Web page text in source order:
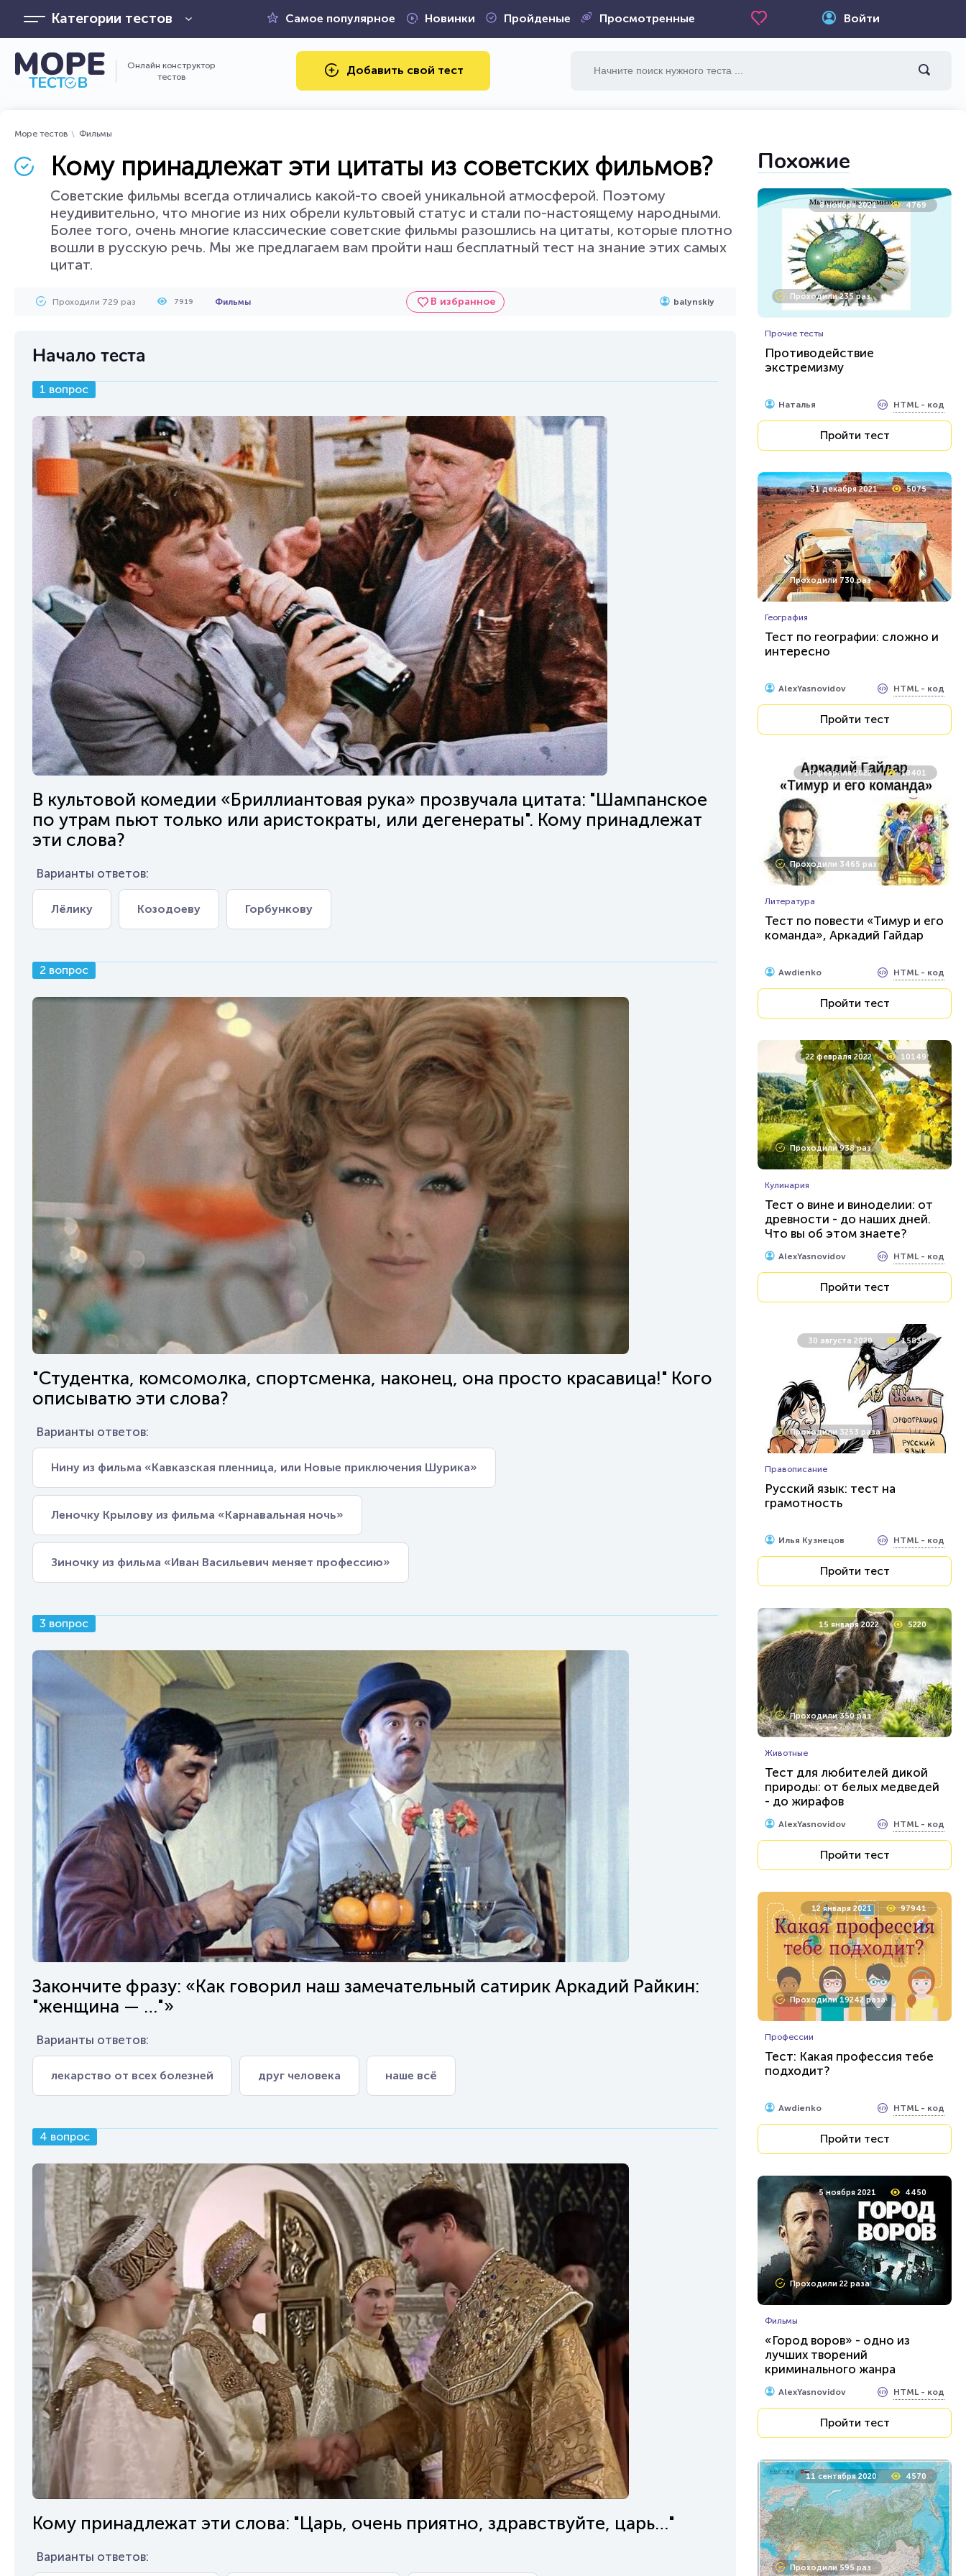
Категории тестов Самое популярное Новинки Пройденые Просмотренные Войти
Онлайн конструктор
тестов
Добавить свой тест
Море тестов Фильмы
Кому принадлежат эти цитаты из советских фильмов?
Советские фильмы всегда отличались какой-то своей уникальной атмосферой. Поэтому
неудивительно, что многие из них обрели культовый статус и стали по-настоящему народными.
Более того, очень многие классические советские фильмы разошлись на цитаты, которые плотно
вошли в русскую речь. Мы же предлагаем вам пройти наш бесплатный тест на знание этих самых
цитат.
Проходили 729 раз 7919 Фильмы В избранное balynskiy
Начало теста
1 вопрос
В культовой комедии «Бриллиантовая рука» прозвучала цитата: "Шампанское
по утрам пьют только или аристократы, или дегенераты". Кому принадлежат
эти слова?
Варианты ответов:
Лёлику Козодоеву Горбункову
2 вопрос
"Студентка, комсомолка, спортсменка, наконец, она просто красавица!" Кого
описыватю эти слова?
Варианты ответов:
Нину из фильма «Кавказская пленница, или Новые приключения Шурика»
Леночку Крылову из фильма «Карнавальная ночь»
Зиночку из фильма «Иван Васильевич меняет профессию»
3 вопрос
Закончите фразу: «Как говорил наш замечательный сатирик Аркадий Райкин:
"женщина — …"»
Варианты ответов:
лекарство от всех болезней друг человека наше всё
4 вопрос
Кому принадлежат эти слова: "Царь, очень приятно, здравствуйте, царь…"
Варианты ответов:
Похожие
8 ноября 2021 4769
Проходили 235 раз
Прочие тесты
Противодействие
экстремизму
Наталья HTML - код
Пройти тест
31 декабря 2021 5075
Проходили 730 раз
География
Тест по географии: сложно и
интересно
AlexYasnovidov HTML - код
Пройти тест
10 февраля 2022 18401
Проходили 3465 раз
Литература
Тест по повести «Тимур и его
команда», Аркадий Гайдар
Awdienko HTML - код
Пройти тест
22 февраля 2022 10149
Проходили 938 раз
Кулинария
Тест о вине и виноделии: от
древности - до наших дней.
Что вы об этом знаете?
AlexYasnovidov HTML - код
Пройти тест
30 августа 2020 15835
Проходили 3253 раза
Правописание
Русский язык: тест на
грамотность
Илья Кузнецов HTML - код
Пройти тест
15 января 2022 5220
Проходили 350 раз
Животные
Тест для любителей дикой
природы: от белых медведей
- до жирафов
AlexYasnovidov HTML - код
Пройти тест
12 января 2021 97941
Проходили 19242 раза
Профессии
Тест: Какая профессия тебе
подходит?
Awdienko HTML - код
Пройти тест
5 ноября 2021 4450
Проходили 22 раза
Фильмы
«Город воров» - одно из
лучших творений
криминального жанра
Голливуда
AlexYasnovidov HTML - код
Пройти тест
11 сентября 2020 4570
Проходили 595 раз